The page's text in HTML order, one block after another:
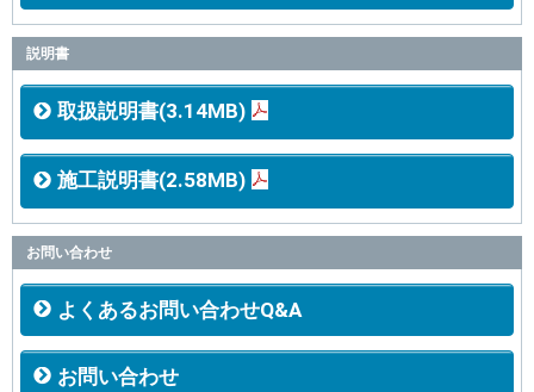
説明書
取扱説明書(3.14MB)
施工説明書(2.58MB)
お問い合わせ
よくあるお問い合わせQ&A
お問い合わせ